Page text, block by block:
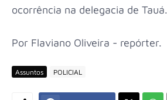
ocorrência na delegacia de Tauá.
Por Flaviano Oliveira - repórter.
Assuntos POLICIAL